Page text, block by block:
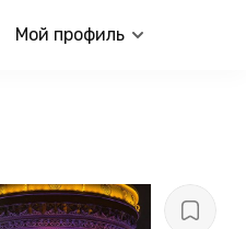
Мой профиль